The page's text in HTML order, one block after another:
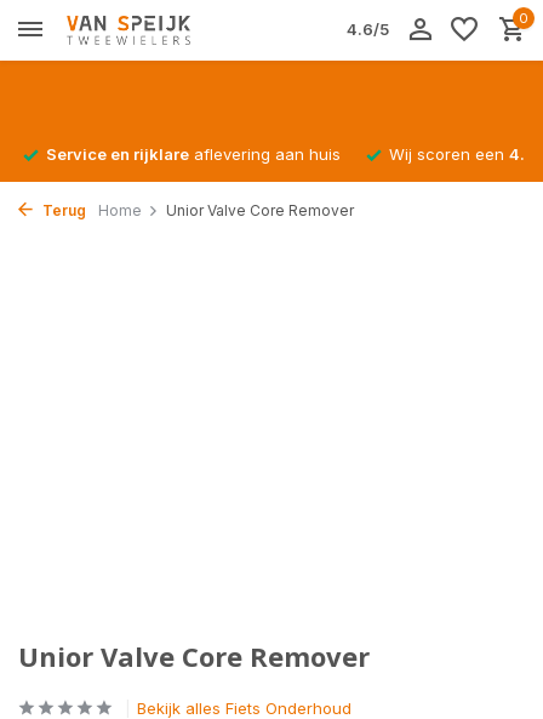
4.6/5
0
Service en rijklare aflevering aan huis Wij scoren een
Terug Home Unior Valve Core Remover
Unior Valve Core Remover
Bekijk alles Fiets Onderhoud